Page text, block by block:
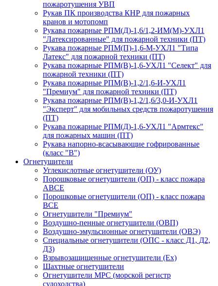
пожаротушения УВП
Рукав ПК производства КНР для пожарных
кранов и мотопомп
Рукава пожарные РПМ(Д)-1,6/1,2-ИМ(M)-УХЛ1
"Латексированные" для пожарной техники (ПТ)
Рукава пожарные РПМ(П)-1,6-М-УХЛ1 "Типа
Латекс" для пожарной техники (ПТ)
Рукава пожарные РПМ(В)-1,6-УХЛ1 "Селект" для
пожарной техники (ПТ)
Рукава пожарные РПМ(В)-1,2/1,6-И-УХЛ1
"Премиум" для пожарной техники (ПТ)
Рукава пожарные РПМ(В)-1,2/1,6/3,0-И-УХЛ1
"Эксперт" для мобильных средств пожаротушения
(ПТ)
Рукава пожарные РПМ(Д)-1,6-УХЛ1 "Армтекс"
для пожарных машин (ПТ)
Рукава напорно-всасывающие гофрированные
(класс "В")
Огнетушители
Углекислотные огнетушители (ОУ)
Порошковые огнетушители (ОП) - класс пожара
АВСЕ
Порошковые огнетушители (ОП) - класс пожара
ВСЕ
Огнетушители "Премиум"
Воздушно-пенные огнетушители (ОВП)
Воздушно-эмульсионные огнетушители (ОВЭ)
Специальные огнетушители (ОПС - класс Д1, Д2,
Д3)
Взрывозащищенные огнетушители (Ex)
Шахтные огнетушители
Огнетушители МРС (морской регистр
судоходства)